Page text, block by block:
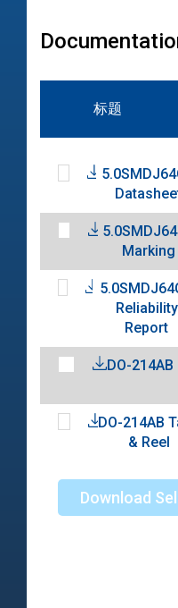
标题
Marking
Reliability
Report
DO-214AB
DO-214AB
& Reel
Download